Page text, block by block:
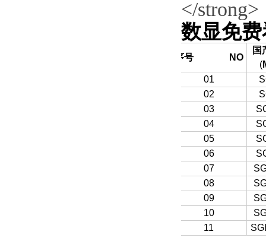
数显免
序号NO
国
(
01
02
03
04
05
06
07
08
09
10
11